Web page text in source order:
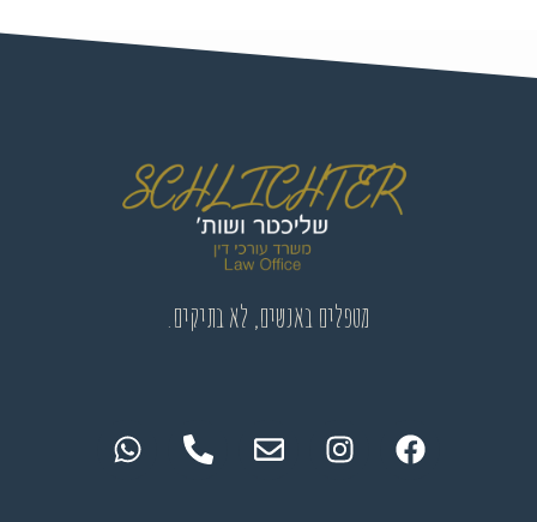
מטפלים באנשים, לא בתיקים.